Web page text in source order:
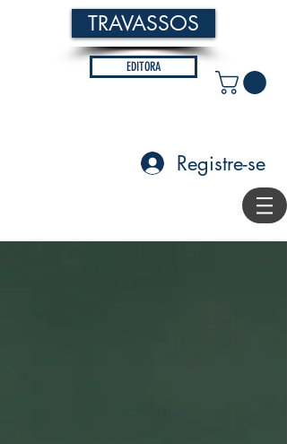
TRAVASSOS
EDITORA
Registre-se